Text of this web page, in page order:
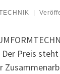
Der Preis